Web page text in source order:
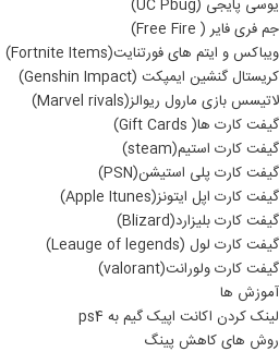
یوسی پایجی (UC Pbug)
جم فری فایر ( Free Fire)
ویباکس و ایتم های فورتنایت(Fortnite Items)
کریستال گنشین ایمپکت (Genshin Impact)
لاتیسس بازی مارول ریوالز(Marvel rivals)
گیفت کارت ها( Gift Cards)
گیفت کارت استیم(steam)
گیفت کارت پلی استیشن(PSN)
گیفت کارت اپل ایتونز(Apple Itunes)
گیفت کارت بلیزارد(Blizard)
گیفت کارت لول (Leauge of legends)
گیفت کارت ولورانت(valorant)
آموزش ها
لینک کردن اکانت اپیک گیم به ps4
روش های کاهش پینگ